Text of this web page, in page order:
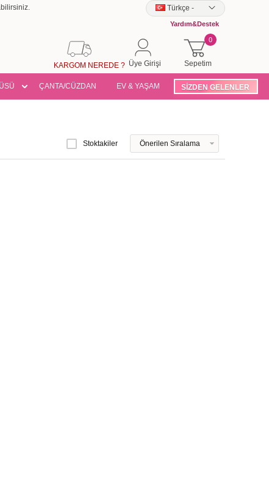
Türkçe -
Yardım&Destek
Sepetim
0
Üye Girişi
KARGOM NEREDE ?
ÇANTA/CÜZDAN EV & YAŞAM SİZDEN GELENLER
Stoktakiler